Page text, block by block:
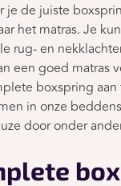
je de juiste
het matras. Je
rug- en
een goed matras
boxspring
in onze
door onder